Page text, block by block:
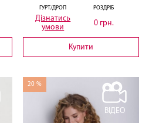
ГУРТ/ДРОП
Дізнатись
умови
РОЗДРІБ
0 грн.
Купити
20 %
ВІДЕО